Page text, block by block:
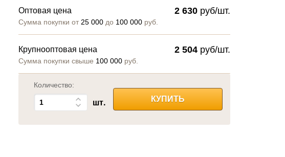
Оптовая цена
Сумма покупки от 25 000до 100 000руб.
2 630 руб/шт.
Крупнооптовая цена
Сумма покупки свыше 100 000руб.
2 504 руб/шт.
Количество:
шт. КУПИТЬ